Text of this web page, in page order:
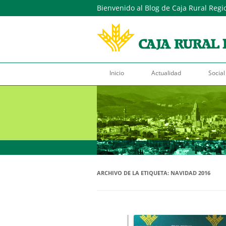
Bienvenido al Blog de Caja Rural
Inicio Actualidad Social
ARCHIVO DE LA ETIQUETA: NAVIDAD 2016